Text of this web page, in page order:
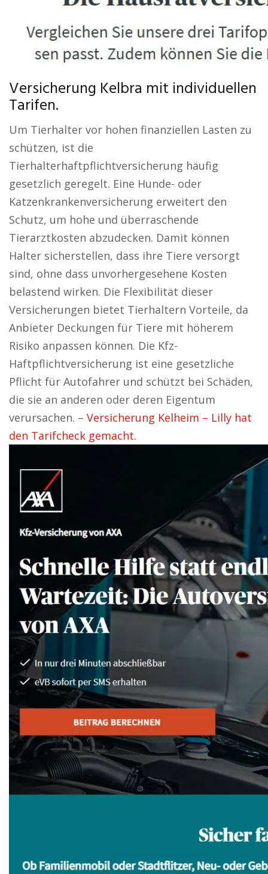
Versicherung Kelbra mit individuellen
Tarifen.
Um Tierhalter vor hohen finanziellen Lasten zu
schützen, ist die
Tierhalterhaftpflichtversicherung häufig
gesetzlich geregelt. Eine Hunde- oder
Katzenkrankenversicherung erweitert den
Schutz, um hohe und überraschende
Tierarztkosten abzudecken. Damit können
Halter sicherstellen, dass ihre Tiere versorgt
sind, ohne dass unvorhergesehene Kosten
belastend wirken. Die Flexibilität dieser
Versicherungen bietet Tierhaltern Vorteile, da
Anbieter Deckungen für Tiere mit höherem
Risiko anpassen können. Die Kfz-
Haftpflichtversicherung ist eine gesetzliche
Pflicht für Autofahrer und schützt bei Schäden,
die sie an anderen oder deren Eigentum
verursachen. – Versicherung Kelheim – Lilly hat
den Tarifcheck gemacht.